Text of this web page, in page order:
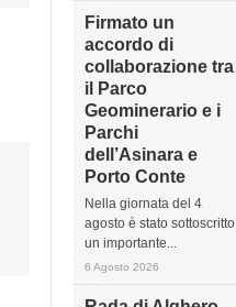
Firmato un
accordo di
collaborazione tra
il Parco
Geominerario e i
Parchi
dell’Asinara e
Porto Conte
Nella giornata del 4
agosto è stato sottoscritto
un importante...
6 Agosto 2026